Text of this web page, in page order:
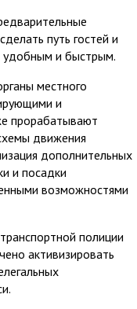
путь гостей и
удобным и быстрым.
местного
и
прорабатывают
движения
дополнительных
и посадки
возможностями
полиции
активизировать